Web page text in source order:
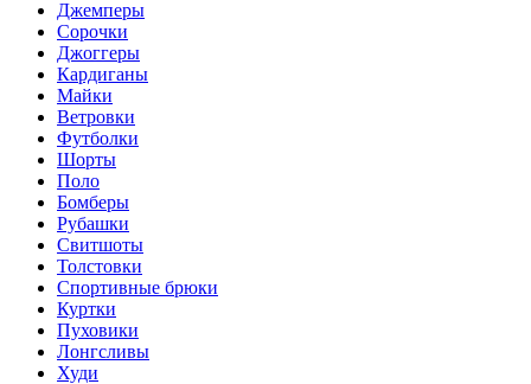
Джемперы
Сорочки
Джоггеры
Кардиганы
Майки
Ветровки
Футболки
Шорты
Поло
Бомберы
Рубашки
Свитшоты
Толстовки
Спортивные брюки
Куртки
Пуховики
Лонгсливы
Худи